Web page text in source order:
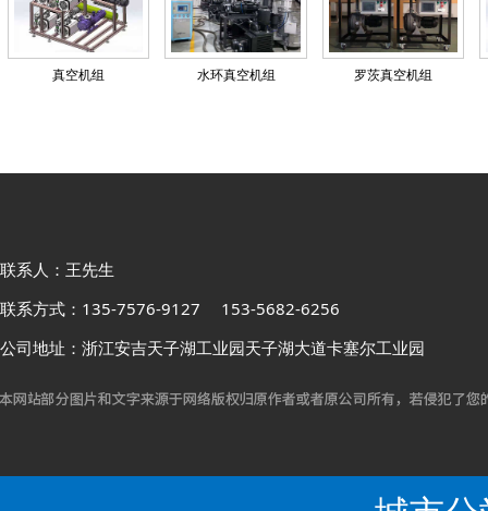
真空机组 水环真空机组 罗茨真空机组
联系人：王先生
联系方式：135-7576-9127 153-5682-6256
公司地址：浙江安吉天子湖工业园天子湖大道卡塞尔工业园